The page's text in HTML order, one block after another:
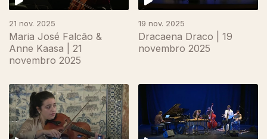
21 nov. 2025
Maria José Falcão &
Anne Kaasa | 21
novembro 2025
19 nov. 2025
Dracaena Draco | 19
novembro 2025